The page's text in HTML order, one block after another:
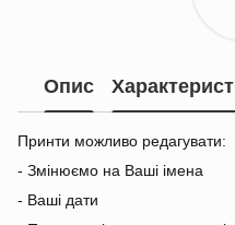
Опис
Принти можливо редагувати:
- Змінюємо на Ваші імена
- Ваші дати